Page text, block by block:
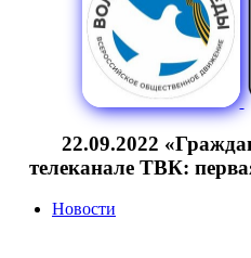
22.09.2022
телеканале ТВК:
Новости